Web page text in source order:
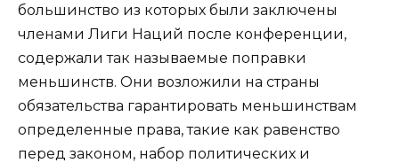
большинство из которых были заключены
членами Лиги Наций после конференции,
содержали так называемые поправки
меньшинств. Они возложили на страны
обязательства гарантировать меньшинствам
определенные права, такие как равенство
перед законом, набор политических и